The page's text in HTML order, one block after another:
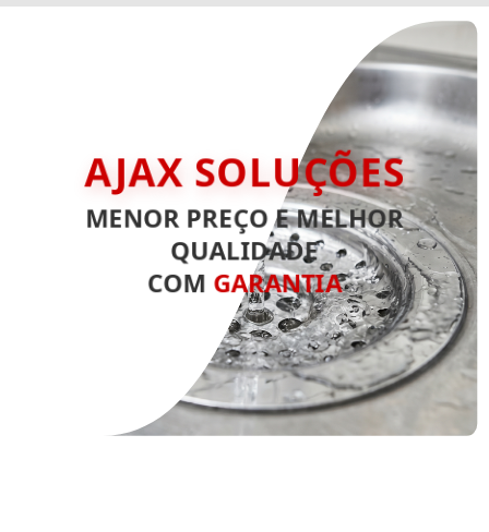
AJAX SOLUÇÕES
MENOR PREÇO E MELHOR
QUALIDADE
COM GARANTIA